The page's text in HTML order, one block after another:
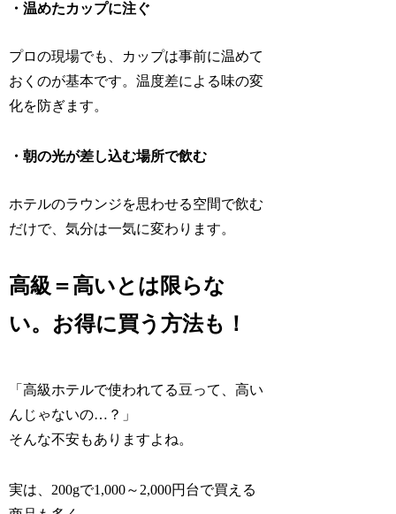
・温めたカップに注ぐ
プロの現場でも、カップは事前に温めて
おくのが基本です。温度差による味の変
化を防ぎます。
・朝の光が差し込む場所で飲む
ホテルのラウンジを思わせる空間で飲む
だけで、気分は一気に変わります。
高級＝高いとは限らな
い。お得に買う方法も！
「高級ホテルで使われてる豆って、高い
んじゃないの…？」
そんな不安もありますよね。
実は、200gで1,000～2,000円台で買える